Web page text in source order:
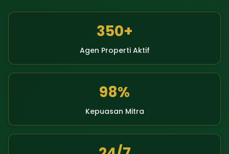
350+
Agen Properti Aktif
98%
Kepuasan Mitra